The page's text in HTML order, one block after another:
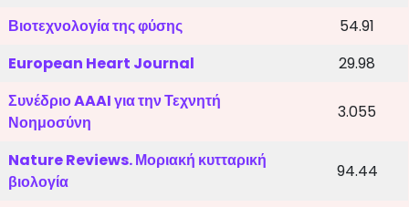
Βιοτεχνολογία της φύσης
54.91
European Heart Journal
29.98
Συνέδριο AAAI για την Τεχνητή
Νοημοσύνη
3.055
Nature Reviews. Μοριακή κυτταρική
βιολογία
94.44